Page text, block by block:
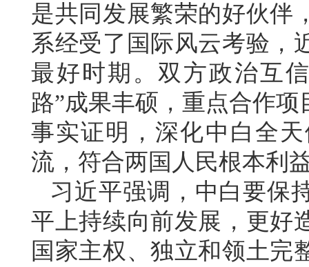
是共同发展繁荣的好伙伴
系经受了国际风云考验，
最好时期。双方政治互
路”成果丰硕，重点合作
事实证明，深化中白全
流，符合两国人民根本利
习近平强调，中白要保
平上持续向前发展，更好
国家主权、独立和领土完